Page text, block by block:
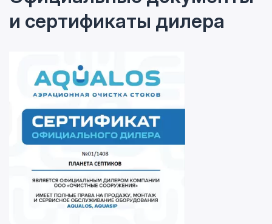
и сертификаты дилера